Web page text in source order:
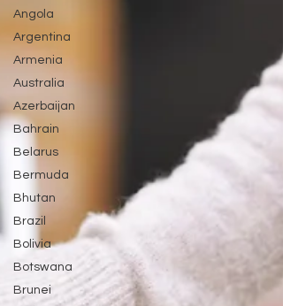
Angola
Argentina
Armenia
Australia
Azerbaijan
Bahrain
Belarus
Bermuda
Bhutan
Brazil
Bolivia
Botswana
Brunei